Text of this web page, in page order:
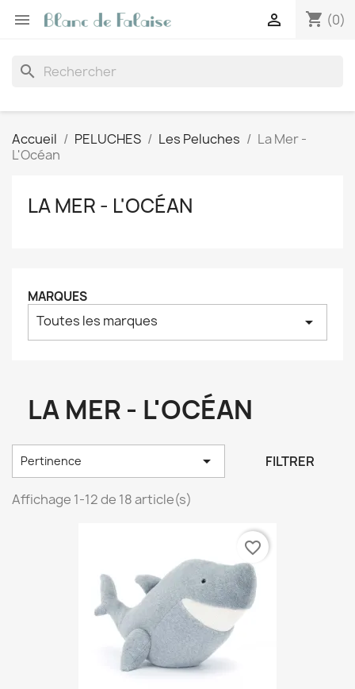
 shopping_cart (0)

search
Accueil PELUCHES Les Peluches
La Mer -
L'Océan
LA MER - L'OCÉAN
MARQUES
Toutes les marques arrow_drop_down
LA MER - L'OCÉAN
Pertinence  FILTRER
Affichage 1-12 de 18 article(s)
favorite_border